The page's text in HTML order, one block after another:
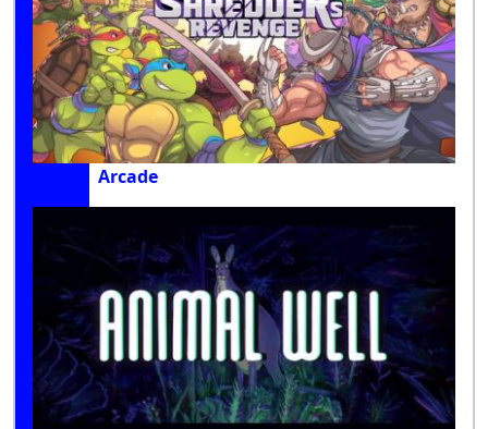
Arcade